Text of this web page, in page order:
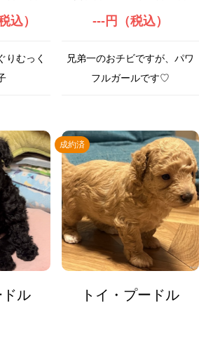
込）
りむっく
---円（税込）
兄弟一のおチビですが、パワ
フルガールです♡
ドル
成約済
トイ・プードル